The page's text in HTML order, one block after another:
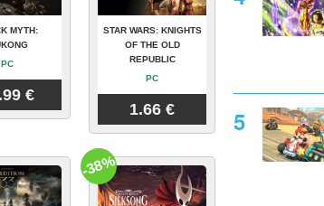
MYTH:
PC
€
STAR WARS: KNIGHTS
OF THE OLD
REPUBLIC
PC
1.66 €
-38%